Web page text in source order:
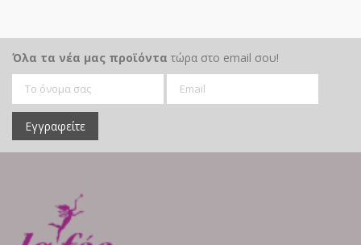
Όλα τα νέα μας προϊόντα τώρα στο email σου!
Εγγραφείτε